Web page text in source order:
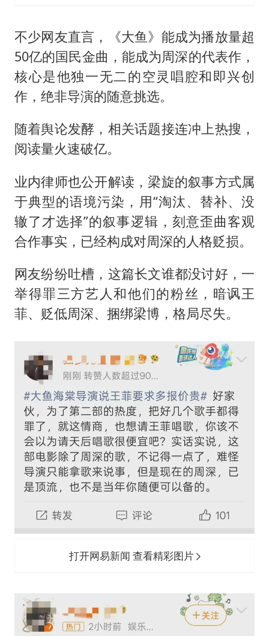
不少网友直言，《大鱼》能成为播放量超
50亿的国民金曲，能成为周深的代表作，
核心是他独一无二的空灵唱腔和即兴创
作，绝非导演的随意挑选。
随着舆论发酵，相关话题接连冲上热搜，
阅读量火速破亿。
业内律师也公开解读，梁旋的叙事方式属
于典型的语境污染，用“淘汰、替补、没
辙了才选择”的叙事逻辑，刻意歪曲客观
合作事实，已经构成对周深的人格贬损。
网友纷纷吐槽，这篇长文谁都没讨好，一
举得罪三方艺人和他们的粉丝，暗讽王
菲、贬低周深、捆绑梁博，格局尽失。
打开网易新闻 查看精彩图片